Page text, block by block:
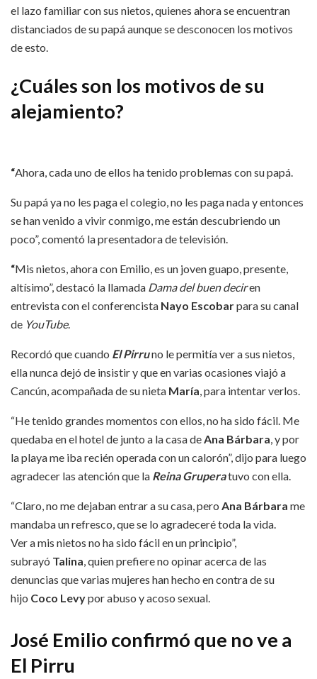
el lazo familiar con sus nietos, quienes ahora se encuentran
distanciados de su papá aunque se desconocen los motivos
de esto.
¿Cuáles son los motivos de su
alejamiento?
“Ahora, cada uno de ellos ha tenido problemas con su papá.
Su papá ya no les paga el colegio, no les paga nada y entonces
se han venido a vivir conmigo, me están descubriendo un
poco”, comentó la presentadora de televisión.
“Mis nietos, ahora con Emilio, es un joven guapo, presente,
altísimo”, destacó la llamada Dama del buen deciren
entrevista con el conferencista Nayo Escobarpara su canal
de YouTube.
Recordó que cuando El Pirruno le permitía ver a sus nietos,
ella nunca dejó de insistir y que en varias ocasiones viajó a
Cancún, acompañada de su nieta María, para intentar verlos.
“He tenido grandes momentos con ellos, no ha sido fácil. Me
quedaba en el hotel de junto a la casa deAna Bárbara, y por
la playa me iba recién operada con un calorón”, dijo para luego
agradecer las atención que la Reina Gruperatuvo con ella.
“Claro, no me dejaban entrar a su casa, pero Ana Bárbara me
mandaba un refresco, que se lo agradeceré toda la vida.
Ver a mis nietos no ha sido fácil en un principio”,
subrayó Talina, quien prefiere no opinar acerca de las
denuncias que varias mujeres han hecho en contra de su
hijo Coco Levypor abuso y acoso sexual.
José Emilio confirmó que no ve a
El Pirru